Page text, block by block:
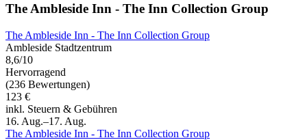
The Ambleside Inn - The Inn Collection Group
The Ambleside Inn - The Inn Collection Group
Ambleside Stadtzentrum
8,6/10
Hervorragend
(236 Bewertungen)
123 €
inkl. Steuern & Gebühren
16. Aug.–17. Aug.
The Ambleside Inn - The Inn Collection Group